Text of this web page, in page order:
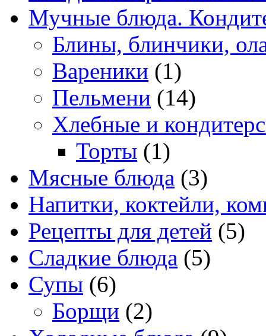
Мучные блюда.
Блины, блинчики,
Вареники (1)
Пельмени (14)
Хлебные и
Торты (1)
Мясные блюда (3)
Напитки, коктейли,
Рецепты для детей (5)
Сладкие блюда (5)
Супы (6)
Борщи (2)